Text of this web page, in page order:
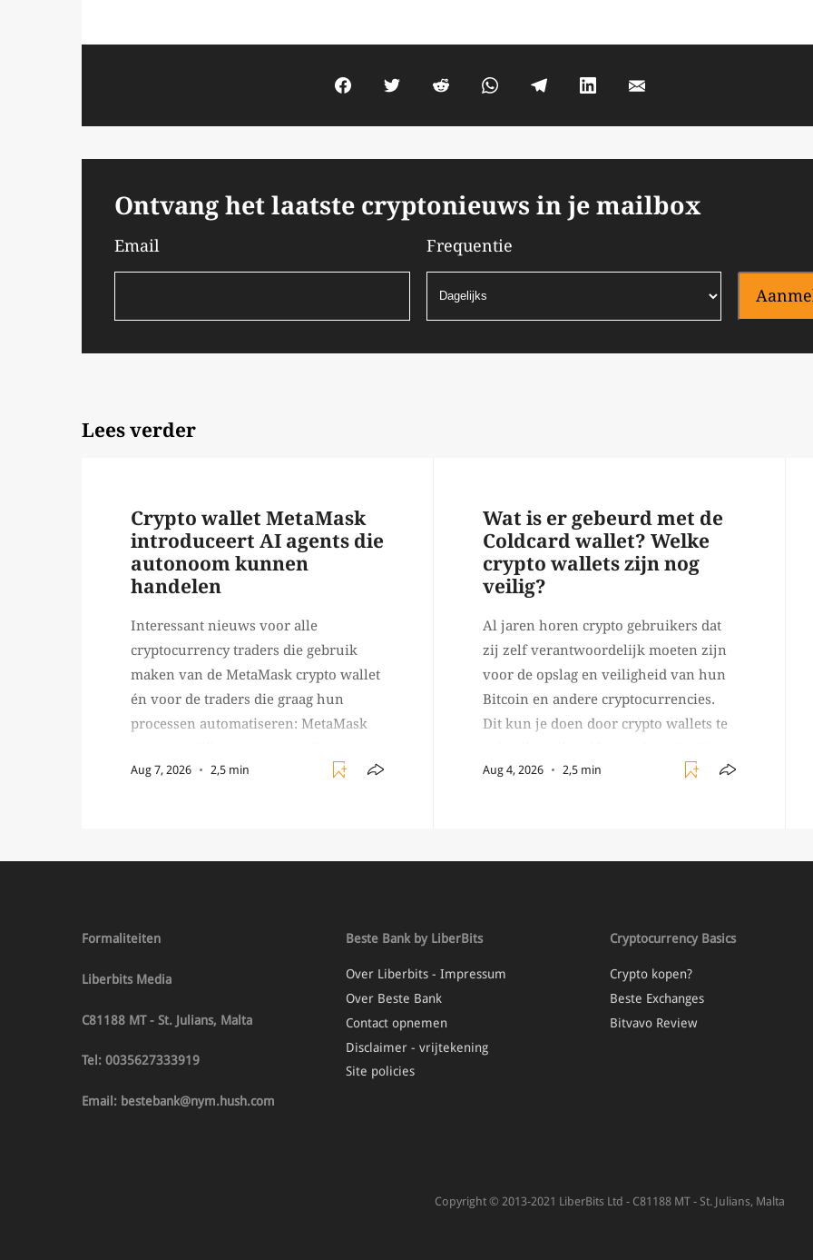
Ontvang het laatste cryptonieuws in je mailbox
Email Frequentie
Lees verder
Crypto wallet MetaMask
introduceert AI agents die
autonoom kunnen
handelen
Interessant nieuws voor alle
cryptocurrency traders die gebruik
maken van de MetaMask crypto wallet
én voor de traders die graag hun
processen automatiseren: MetaMask
lanceren waarmee traders AI agents
Aug 7, 2026 2,5 min
Wat is er gebeurd met de
Coldcard wallet? Welke
crypto wallets zijn nog
veilig?
Al jaren horen crypto gebruikers dat
zij zelf verantwoordelijk moeten zijn
voor de opslag en veiligheid van hun
Bitcoin en andere cryptocurrencies.
Dit kun je doen door crypto wallets te
beheert zelf de sleutels/
Aug 4, 2026 2,5 min
Formaliteiten
Liberbits Media
C81188 MT - St. Julians, Malta
Tel: 0035627333919
Email: bestebank@nym.hush.com
Beste Bank by LiberBits
Over Liberbits - Impressum
Over Beste Bank
Contact opnemen
Disclaimer - vrijtekening
Site policies
Cryptocurrency Basics
Crypto kopen?
Beste Exchanges
Bitvavo Review
Copyright © 2013-2021 LiberBits Ltd - C81188 MT - St. Julians, Malta